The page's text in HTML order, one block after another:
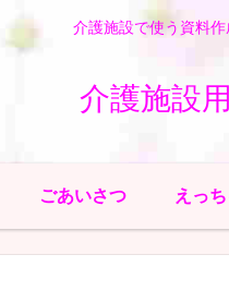
介護施設で使う資料
介護施設
ごあいさつ えっ